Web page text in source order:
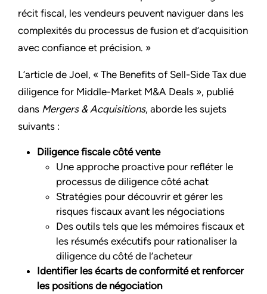
récit fiscal, les vendeurs peuvent naviguer dans les
complexités du processus de fusion et d’acquisition
avec confiance et précision. »
L’article de Joel, « The Benefits of Sell-Side Tax due
diligence for Middle-Market M&A Deals », publié
dans Mergers & Acquisitions, aborde les sujets
suivants :
Diligence fiscale côté vente
Une approche proactive pour refléter le
processus de diligence côté achat
Stratégies pour découvrir et gérer les
risques fiscaux avant les négociations
Des outils tels que les mémoires fiscaux et
les résumés exécutifs pour rationaliser la
diligence du côté de l’acheteur
Identifier les écarts de conformité et renforcer
les positions de négociation